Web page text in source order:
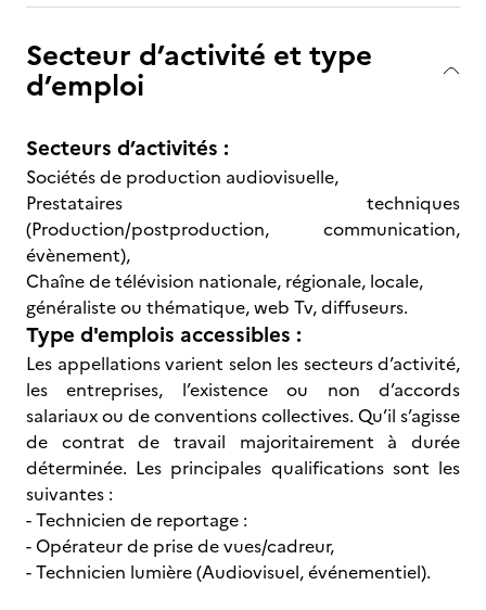
Secteur d’activité et type
d’emploi
Secteurs d’activités :
Sociétés de production audiovisuelle,
Prestataires techniques
(Production/postproduction, communication,
évènement),
Chaîne de télévision nationale, régionale, locale,
généraliste ou thématique, web Tv, diffuseurs.
Type d'emplois accessibles :
Les appellations varient selon les secteurs d’activité,
les entreprises, l’existence ou non d’accords
salariaux ou de conventions collectives. Qu’il s’agisse
de contrat de travail majoritairement à durée
déterminée. Les principales qualifications sont les
suivantes :
- Technicien de reportage :
- Opérateur de prise de vues/cadreur,
- Technicien lumière (Audiovisuel, événementiel).